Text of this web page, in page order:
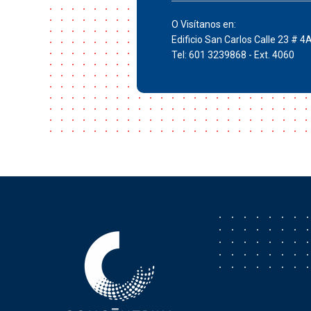
O Visítanos en:
Edificio San Carlos Calle 23 #
Tel: 601 3239868 - Ext. 4060